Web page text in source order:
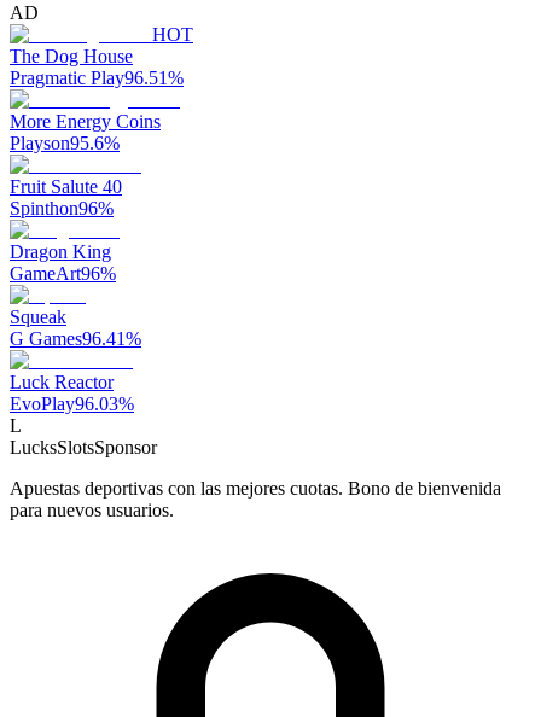
AD
HOT
The Dog House
Pragmatic Play96.51%
More Energy Coins
Playson95.6%
Fruit Salute 40
Spinthon96%
Dragon King
GameArt96%
Squeak
G Games96.41%
Luck Reactor
EvoPlay96.03%
L
LucksSlotsSponsor
Apuestas deportivas con las mejores cuotas. Bono de bienvenida
para nuevos usuarios.